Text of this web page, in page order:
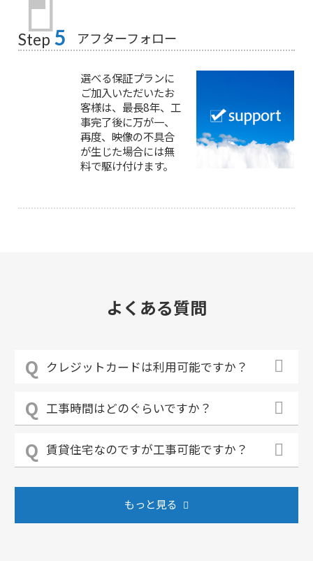
Step 5 アフターフォロー
選べる保証プランに
ご加入いただいたお
客様は、最長8年、工
事完了後に万が一、
再度、映像の不具合
が生じた場合には無
料で駆け付けます。
よくある質問
クレジットカードは利用可能ですか？
工事時間はどのぐらいですか？
賃貸住宅なのですが工事可能ですか？
もっと見る